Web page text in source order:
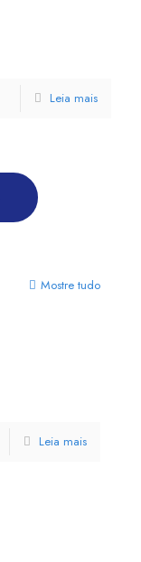
Leia mais
Mostre tudo
Leia mais